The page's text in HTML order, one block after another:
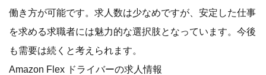
働き方が可能です。求人数は少なめですが、安定した仕事
を求める求職者には魅力的な選択肢となっています。今後
も需要は続くと考えられます。
Amazon Flex ドライバーの求人情報